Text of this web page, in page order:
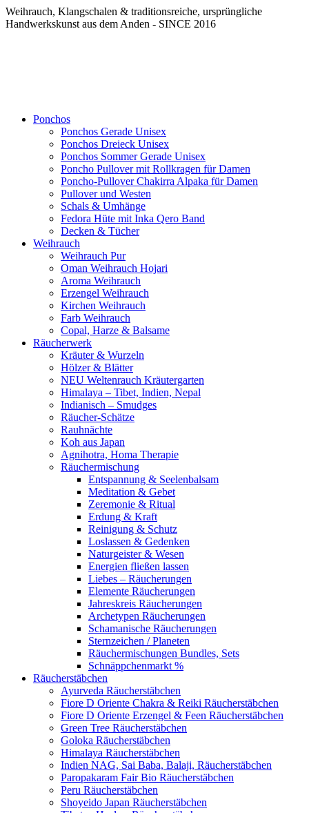
Weihrauch, Klangschalen & traditionsreiche, ursprüngliche
Handwerkskunst aus dem Anden - SINCE 2016
Ponchos
Ponchos Gerade Unisex
Ponchos Dreieck Unisex
Ponchos Sommer Gerade Unisex
Poncho Pullover mit Rollkragen für Damen
Poncho-Pullover Chakirra Alpaka für Damen
Pullover und Westen
Schals & Umhänge
Fedora Hüte mit Inka Qero Band
Decken & Tücher
Weihrauch
Weihrauch Pur
Oman Weihrauch Hojari
Aroma Weihrauch
Erzengel Weihrauch
Kirchen Weihrauch
Farb Weihrauch
Copal, Harze & Balsame
Räucherwerk
Kräuter & Wurzeln
Hölzer & Blätter
NEU Weltenrauch Kräutergarten
Himalaya – Tibet, Indien, Nepal
Indianisch – Smudges
Räucher-Schätze
Rauhnächte
Koh aus Japan
Agnihotra, Homa Therapie
Räuchermischung
Entspannung & Seelenbalsam
Meditation & Gebet
Zeremonie & Ritual
Erdung & Kraft
Reinigung & Schutz
Loslassen & Gedenken
Naturgeister & Wesen
Energien fließen lassen
Liebes – Räucherungen
Elemente Räucherungen
Jahreskreis Räucherungen
Archetypen Räucherungen
Schamanische Räucherungen
Sternzeichen / Planeten
Räuchermischungen Bundles, Sets
Schnäppchenmarkt %
Räucherstäbchen
Ayurveda Räucherstäbchen
Fiore D Oriente Chakra & Reiki Räucherstäbchen
Fiore D Oriente Erzengel & Feen Räucherstäbchen
Green Tree Räucherstäbchen
Goloka Räucherstäbchen
Himalaya Räucherstäbchen
Indien NAG, Sai Baba, Balaji, Räucherstäbchen
Paropakaram Fair Bio Räucherstäbchen
Peru Räucherstäbchen
Shoyeido Japan Räucherstäbchen